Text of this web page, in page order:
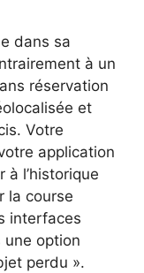
dans sa
à un
réservation
et
Votre
application
à l’historique
la course
interfaces
une option
perdu ».